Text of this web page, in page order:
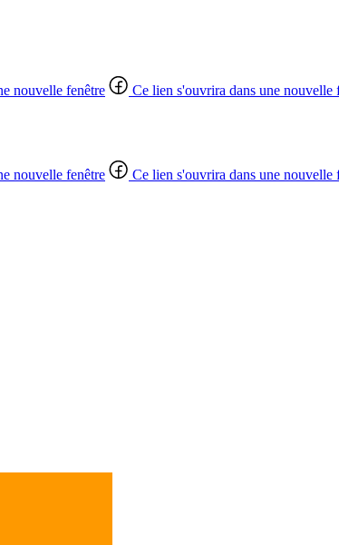
nouvelle fenêtre Ce lien s'ouvrira dans une nouvelle
nouvelle fenêtre Ce lien s'ouvrira dans une nouvelle